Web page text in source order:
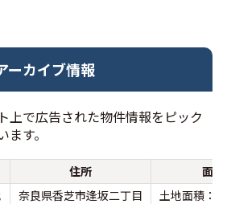
ーカイブ情報
上で広告された物件情報をピック
す。
住所
面積
奈良県香芝市逢坂二丁目
土地面積：